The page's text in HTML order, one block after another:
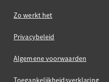
Zo werkt het
Privacybeleid
Algemene voorwaarden
Toegankelijkheidsverklaring